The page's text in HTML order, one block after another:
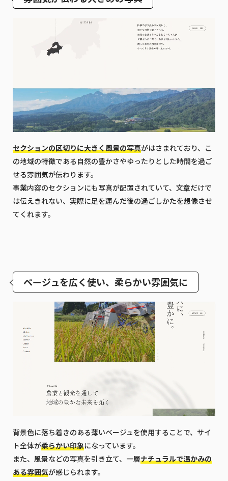
セクションの区切りに大きく風景の写真がはさまれており、こ
の地域の特徴である自然の豊かさやゆったりとした時間を過ご
せる雰囲気が伝わります。
事業内容のセクションにも写真が配置されていて、文章だけで
は伝えきれない、実際に足を運んだ後の過ごしかたを想像させ
てくれます。
ベージュを広く使い、柔らかい雰囲気に
背景色に落ち着きのある薄いベージュを使用することで、サイ
ト全体が柔らかい印象になっています。
また、風景などの写真を引き立て、一層ナチュラルで温かみの
ある雰囲気が感じられます。